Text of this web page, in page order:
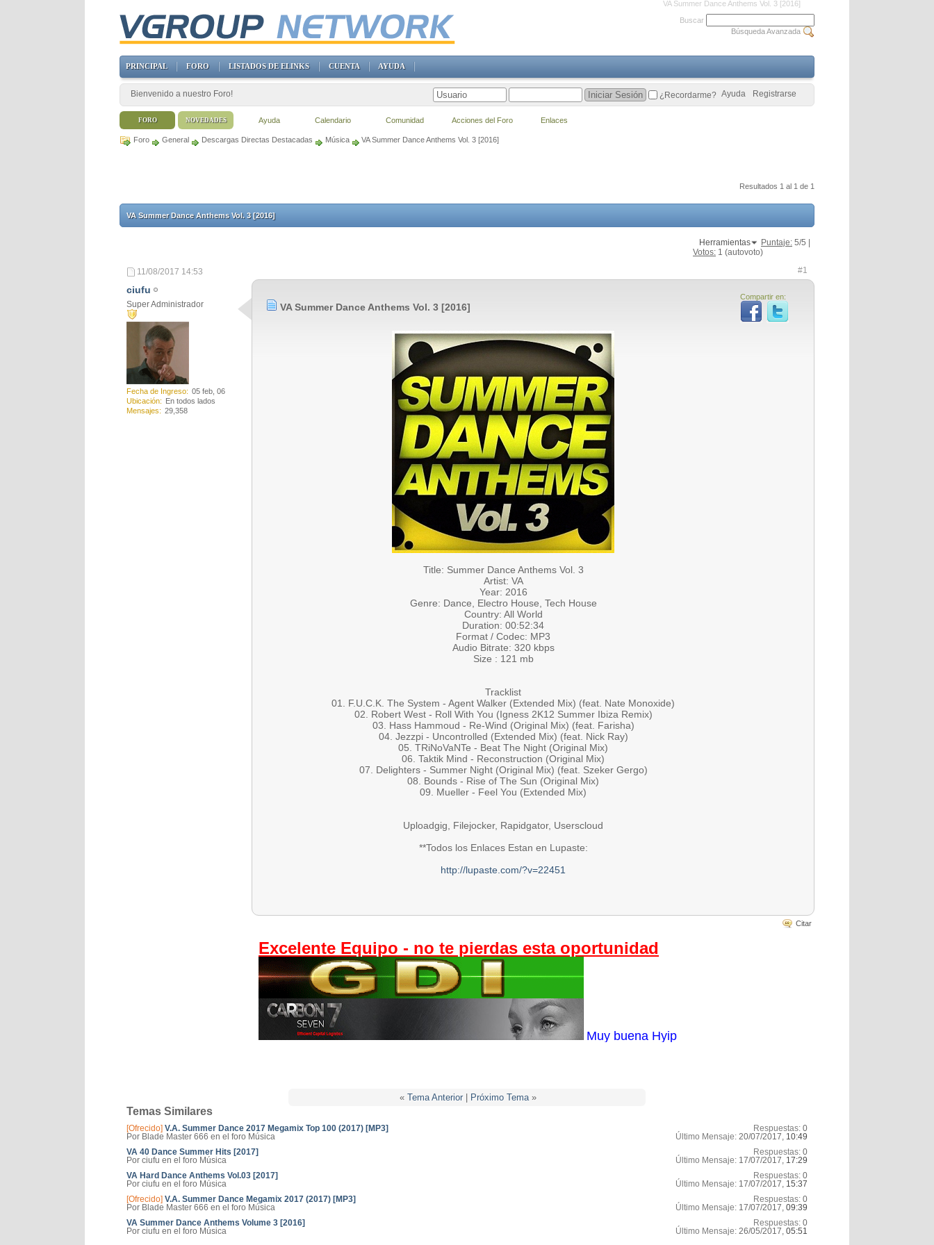
VA Summer Dance Anthems Vol. 3 [2016]
Foro General Descargas Directas Destacadas Música VA Summer Dance Anthems Vol. 3 [2016]
Resultados 1 al 1 de 1
VA Summer Dance Anthems Vol. 3 [2016]
Herramientas Puntaje: 5/5 |
Votos: 1 (autovoto)
11/08/2017 14:53 #1
ciufu
Super Administrador
Fecha de Ingreso
05 feb, 06
Ubicación
En todos lados
Mensajes
29,358
Compartir en:
VA Summer Dance Anthems Vol. 3 [2016]
Title: Summer Dance Anthems Vol. 3
Artist: VA
Year: 2016
Genre: Dance, Electro House, Tech House
Country: All World
Duration: 00:52:34
Format / Codec: MP3
Audio Bitrate: 320 kbps
Size : 121 mb
Tracklist
01. F.U.C.K. The System - Agent Walker (Extended Mix) (feat. Nate Monoxide)
02. Robert West - Roll With You (Igness 2K12 Summer Ibiza Remix)
03. Hass Hammoud - Re-Wind (Original Mix) (feat. Farisha)
04. Jezzpi - Uncontrolled (Extended Mix) (feat. Nick Ray)
05. TRiNoVaNTe - Beat The Night (Original Mix)
06. Taktik Mind - Reconstruction (Original Mix)
07. Delighters - Summer Night (Original Mix) (feat. Szeker Gergo)
08. Bounds - Rise of The Sun (Original Mix)
09. Mueller - Feel You (Extended Mix)
Uploadgig, Filejocker, Rapidgator, Userscloud
**Todos los Enlaces Estan en Lupaste:
http://lupaste.com/?v=22451
Citar
Excelente Equipo - no te pierdas esta oportunidad
Muy buena Hyip
« Tema Anterior| Próximo Tema »
Temas Similares
[Ofrecido] V.A. Summer Dance 2017 Megamix Top 100 (2017) [MP3]
Por Blade Master 666 en el foro Música
Respuestas: 0
Último Mensaje: 20/07/2017, 10:49
VA 40 Dance Summer Hits [2017]
Por ciufu en el foro Música
Respuestas: 0
Último Mensaje: 17/07/2017, 17:29
VA Hard Dance Anthems Vol.03 [2017]
Por ciufu en el foro Música
Respuestas: 0
Último Mensaje: 17/07/2017, 15:37
[Ofrecido] V.A. Summer Dance Megamix 2017 (2017) [MP3]
Por Blade Master 666 en el foro Música
Respuestas: 0
Último Mensaje: 17/07/2017, 09:39
VA Summer Dance Anthems Volume 3 [2016]
Por ciufu en el foro Música
Respuestas: 0
Último Mensaje: 26/05/2017, 05:51
Buscar
Búsqueda Avanzada
PRINCIPAL FORO LISTADOS DE ELINKS CUENTA AYUDA
Bienvenido a nuestro Foro! Registrarse
Ayuda
¿Recordarme?
FORO Ayuda Calendario Comunidad Acciones del Foro Enlaces
NOVEDADES